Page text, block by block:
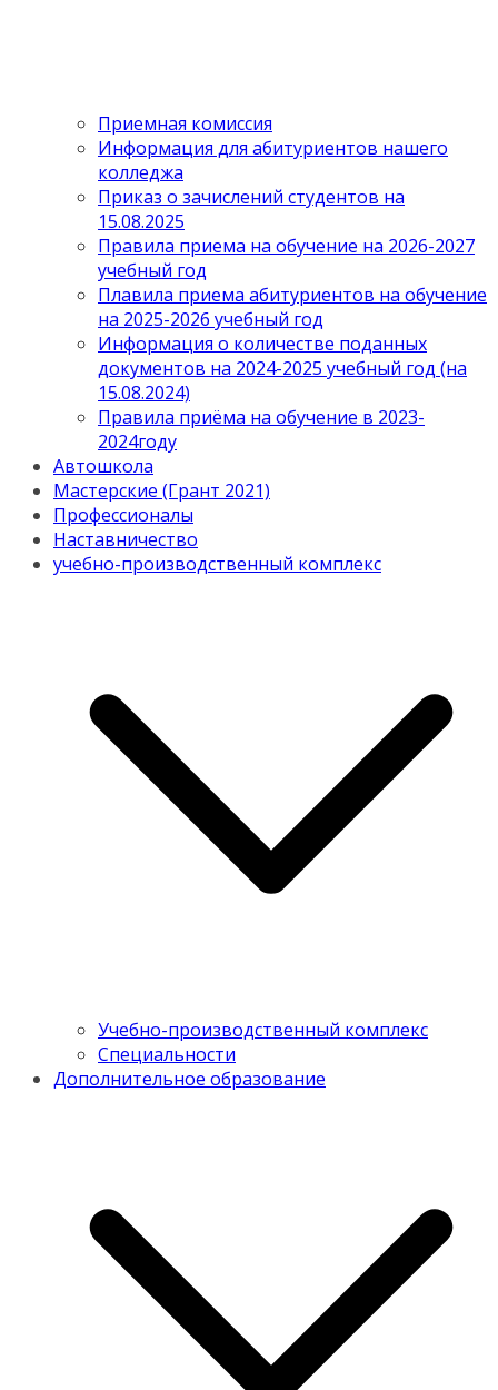
Приемная комиссия
Информация для абитуриентов нашего
колледжа
Приказ о зачислений студентов на
15.08.2025
Правила приема на обучение на 2026-2027
учебный год
Плавила приема абитуриентов на обучение
на 2025-2026 учебный год
Информация о количестве поданных
документов на 2024-2025 учебный год (на
15.08.2024)
Правила приёма на обучение в 2023-
2024году
Автошкола
Мастерские (Грант 2021)
Профессионалы
Наставничество
учебно-производственный комплекс
Учебно-производственный комплекс
Специальности
Дополнительное образование